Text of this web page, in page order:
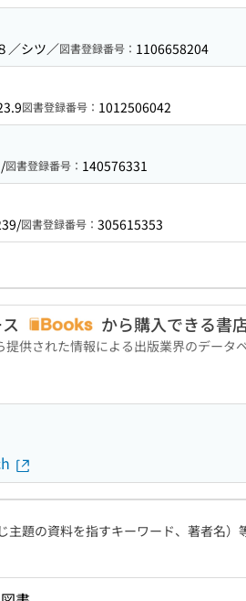
／シツ／図書登録番号： 1106658204
図書登録番号： 1012506042
図書登録番号： 140576331
図書登録番号： 305615353
から購入できる書
提供された情報による出版業界のデー
主題の資料を指すキーワード、著者名）